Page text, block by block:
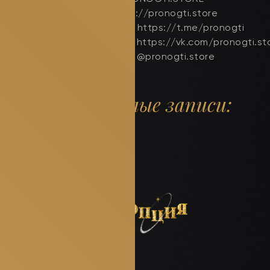
Сайт: https://pronogti.store
Телеграмм: https://t.me/pronogti
ВКонтакте: https://vk.com/
Инстаграм: @pronogti.store
Прошлые записи: